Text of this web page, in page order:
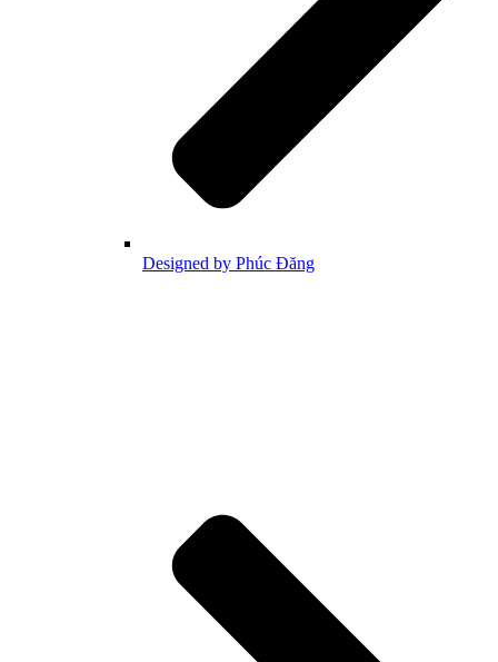
Designed by Phúc Đăng